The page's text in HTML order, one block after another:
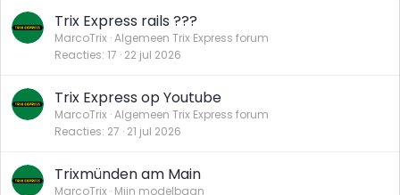
Trix Express rails ???
MarcoTrix Algemeen Trix Express forum
Reacties 17 22 jul 2026
Trix Express op Youtube
MarcoTrix Algemeen Trix Express forum
Reacties 27 21 jul 2026
Trixmünden am Main
MarcoTrix Mijn modelbaan